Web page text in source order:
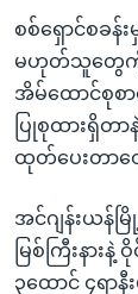
စစ်ရှောင်စခ
မဟုတ်သူတွေကို
အိမ်ထောင်စုစ
ပြုစုထားရှိတ
ထုတ်ပေးတာတွ
အင်ဂျန်းယန်မ
မြစ်ကြီးနား
၃ထောင် ၄ရာ